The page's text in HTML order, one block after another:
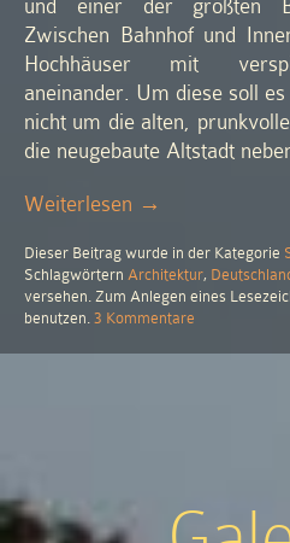
und einer der größten
Zwischen Bahnhof und
Hochhäuser mit
aneinander. Um diese soll
nicht um die alten,
die neugebaute Altstadt
Weiterlesen „Frankfurt:
aus
Glas“
→
Dieser Beitrag wurde in der Kategorie
Schlagwörtern Architektur,
versehen. Zum Anlegen eines
benutzen. 3 Kommentare